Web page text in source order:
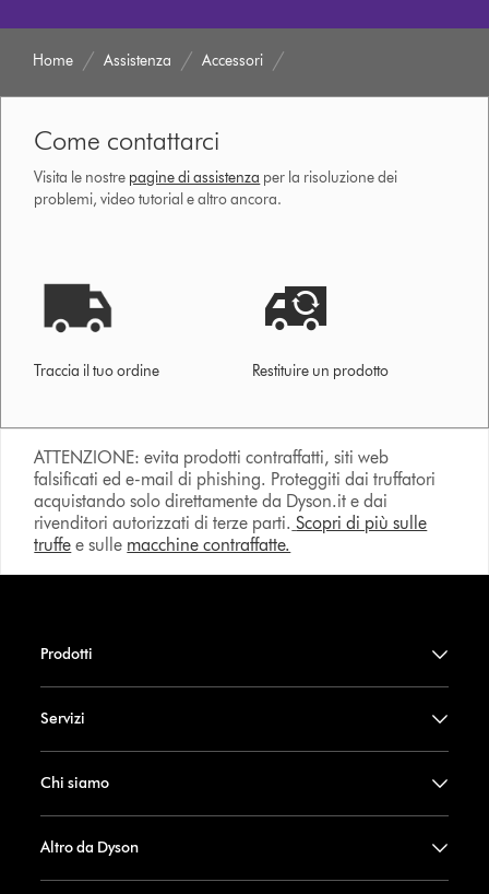
Home Assistenza Accessori
Come contattarci
Visita le nostre pagine di assistenza per la risoluzione dei
problemi, video tutorial e altro ancora.
Traccia il tuo ordine Restituire un prodotto
ATTENZIONE: evita prodotti contraffatti, siti web
falsificati ed e-mail di phishing. Proteggiti dai truffatori
acquistando solo direttamente da Dyson.it e dai
rivenditori autorizzati di terze parti. Scopri di più sulle
truffe e sulle macchine contraffatte.
Prodotti
Servizi
Chi siamo
Altro da Dyson